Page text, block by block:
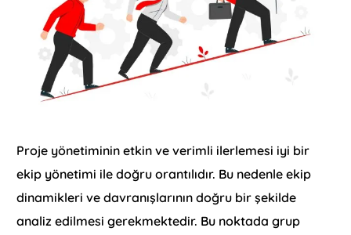
Proje yönetiminin etkin ve verimli ilerlemesi iyi bir
ekip yönetimi ile doğru orantılıdır. Bu nedenle ekip
dinamikleri ve davranışlarının doğru bir şekilde
analiz edilmesi gerekmektedir. Bu noktada grup